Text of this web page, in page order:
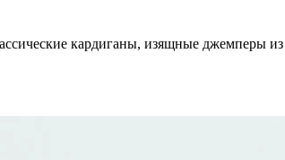
кардиганы, изящные джемперы